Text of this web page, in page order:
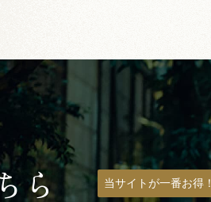
ら 当サイトが一番お得！